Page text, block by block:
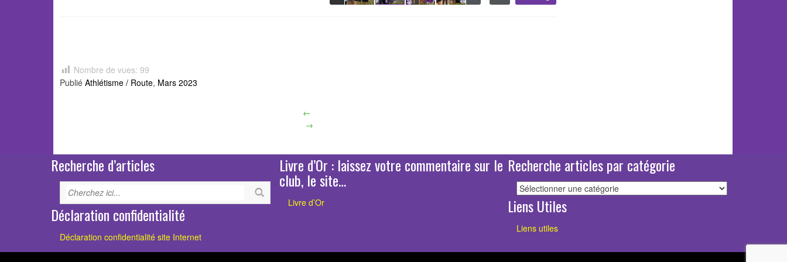
S Slideshow
Nombre de vues: 99
Publié Athlétisme / Route, Mars 2023
navigation
←
→
Recherche d’articles
Déclaration confidentialité
Déclaration confidentialité site Internet
Livre d’Or : laissez votre commentaire sur le
club, le site…
Livre d’Or
Recherche articles par catégorie
Recherche
articles
par
catégorie
Liens Utiles
Liens utiles